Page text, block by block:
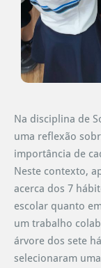
Na disciplina de
uma reflexão
importância de
Neste contexto,
acerca dos 7
escolar quanto
um trabalho
árvore dos sete
selecionaram